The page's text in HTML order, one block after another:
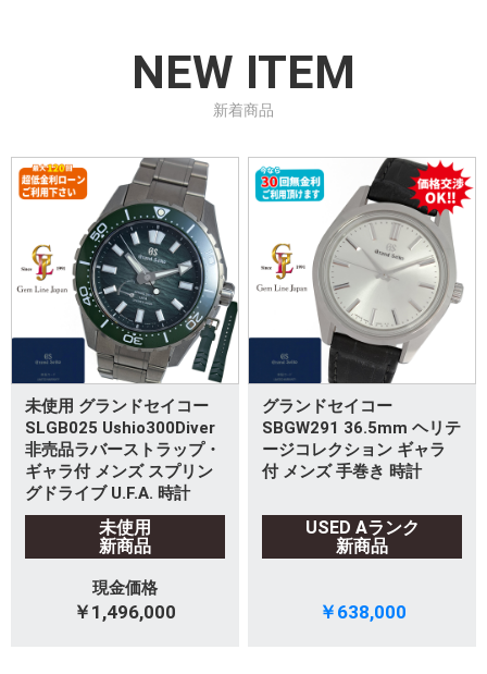
NEW ITEM
新着商品
未使用 グランドセイコー
SLGB025 Ushio300Diver
非売品ラバーストラップ・
ギャラ付 メンズ スプリン
グドライブ U.F.A. 時計
未使用
新商品
現金価格
￥1,496,000
グランドセイコー
SBGW291 36.5mm ヘリテ
ージコレクション ギャラ
付 メンズ 手巻き 時計
USED Aランク
新商品
￥638,000